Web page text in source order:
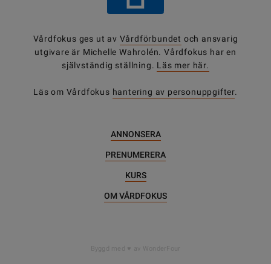
Vårdfokus ges ut av Vårdförbundet och ansvarig
utgivare är Michelle Wahrolén. Vårdfokus har en
självständig ställning. Läs mer här.
Läs om Vårdfokus hantering av personuppgifter.
ANNONSERA
PRENUMERERA
KURS
OM VÅRDFOKUS
Byggd med av WonderFour